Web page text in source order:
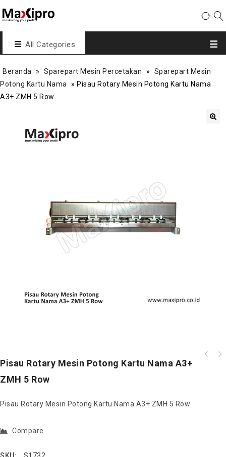
All Categories
Beranda » Sparepart Mesin Percetakan »
Sparepart Mesin
Potong Kartu Nama
» Pisau Rotary Mesin Potong Kartu Nama
A3+ ZMH 5 Row
Pisau Rotary Mesin Potong Kartu Nama A3+
ZMH 5 Row
Pisau Rotary Mesin Potong Kartu Nama A3+ ZMH 5 Row
Compare